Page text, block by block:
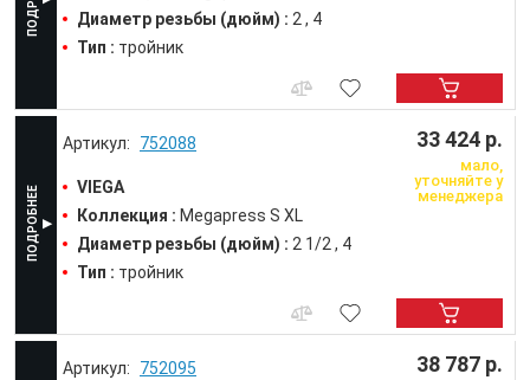
Диаметр резьбы (дюйм) : 2
4
Тип : тройник
752088
VIEGA
Коллекция : Megapress S XL
Диаметр резьбы (дюйм) : 2 1/2
4
Тип : тройник
33 424 р.
мало,
уточняйте у
менеджера
752095 38 787 р.